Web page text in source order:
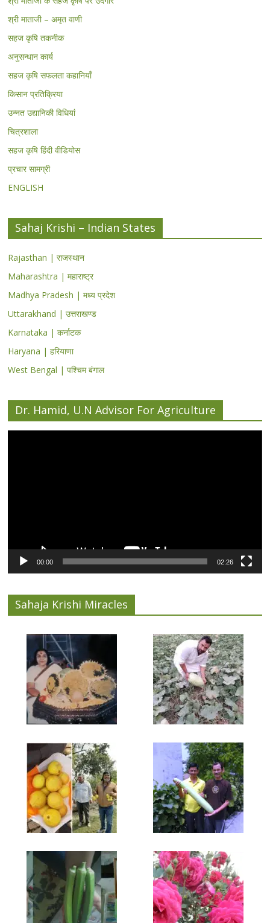
श्री माताजी – अमृत वाणी
सहज कृषि तकनीक
अनुसन्धान कार्य
सहज कृषि सफलता कहानियाँ
किसान प्रतिक्रिया
उन्नत उद्यानिकी विधियां
चित्रशाला
सहज कृषि हिंदी वीडियोस
प्रचार सामग्री
ENGLISH
Sahaj Krishi – Indian States
Rajasthan | राजस्थान
Maharashtra | महाराष्ट्र
Madhya Pradesh | मध्य प्रदेश
Uttarakhand | उत्तराखण्ड
Karnataka | कर्नाटक
Haryana | हरियाणा
West Bengal | पश्चिम बंगाल
Dr. Hamid, U.N Advisor For Agriculture
00:00 02:26
Sahaja Krishi Miracles